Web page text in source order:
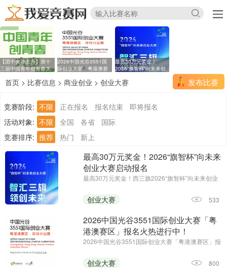
【团中央等主办】第十
三届中国青年创青春大
2026中国光谷3551国
际创业大赛「粤港澳赛
最高30万元奖金！
2026“旗智杯”向未来创
发布比赛
首页 > 比赛信息 > 商业创业 > 创业大赛
竞赛阶段: 不限 正在报名 报名结束
即将报名
活动对象: 不限 全国 各省
国际
竞赛排序: 推荐 热门 新上
最高30万元奖金！2026“旗智杯”向未来
创业大赛启动报名
最高30万元奖金！西三旗2026“旗智杯”向未来创业
8月15日24:00||主办单位：西三旗街道党工委、西
三旗街道办事处
创业大赛 533
2026中国光谷3551国际创业大赛「粤
港澳赛区」报名火热进行中！
2026中国光谷3551国际创业大赛「粤港澳赛区」报
创业大赛 800